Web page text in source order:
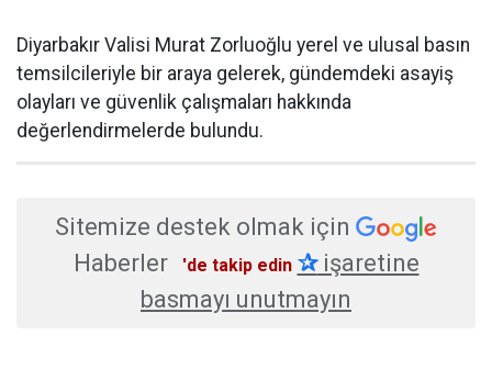
Diyarbakır Valisi Murat Zorluoğlu yerel ve ulusal basın
temsilcileriyle bir araya gelerek, gündemdeki asayiş
olayları ve güvenlik çalışmaları hakkında
değerlendirmelerde bulundu.
Sitemize destek olmak için
Haberler
'de takip edin ✰işaretine
basmayı unutmayın